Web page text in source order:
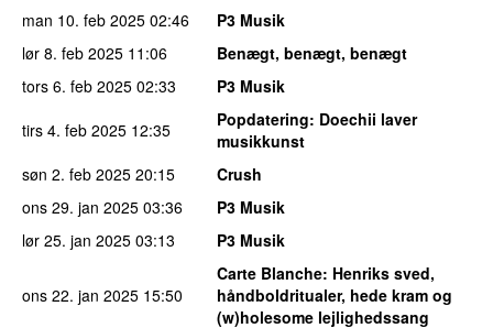
man 10. feb 2025 02:46
P3 Musik
lør 8. feb 2025 11:06
Benægt, benægt, benægt
tors 6. feb 2025 02:33
P3 Musik
tirs 4. feb 2025 12:35 Popdatering: Doechii laver
musikkunst
søn 2. feb 2025 20:15
Crush
ons 29. jan 2025 03:36
P3 Musik
lør 25. jan 2025 03:13 P3 Musik
ons 22. jan 2025 15:50
Carte Blanche: Henriks sved,
håndboldritualer, hede kram og
(w)holesome lejlighedssang